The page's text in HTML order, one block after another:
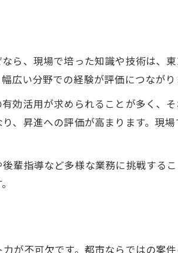
ら、現場で培った知識や技術は、
広い分野での経験が評価につながり
効活用が求められることが多く、
、昇進への評価が高まります。現
輩指導など多様な業務に挑戦する
が不可欠です。都市ならではの案